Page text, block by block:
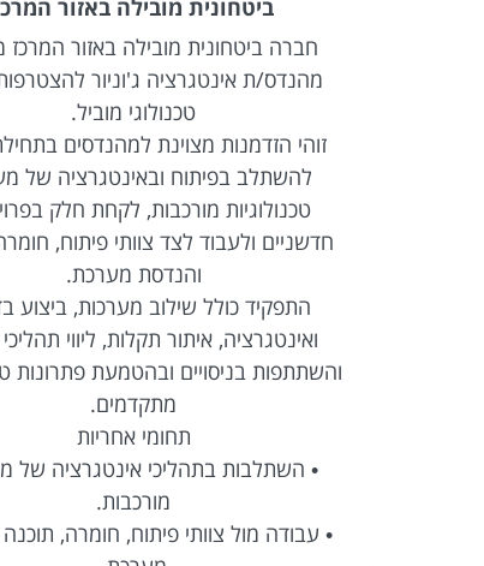
ביטחונית מובילה באזור
חברה ביטחונית מובילה באזור המרכז
מהנדס/ת אינטגרציה ג'וניור
טכנולוגי מוביל.
זוהי הזדמנות מצוינת למהנדסים
להשתלב בפיתוח ובאינטגרציה של
טכנולוגיות מורכבות, לקחת חלק
חדשניים ולעבוד לצד צוותי פיתוח,
והנדסת מערכת.
התפקיד כולל שילוב מערכות, ביצוע
ואינטגרציה, איתור תקלות, ליווי
והשתתפות בניסויים ובהטמעת פתרונות
מתקדמים.
תחומי אחריות
• השתלבות בתהליכי אינטגרציה של
מורכבות.
• עבודה מול צוותי פיתוח, חומרה,